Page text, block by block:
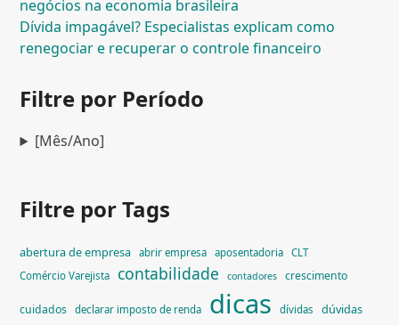
negócios na economia brasileira
Dívida impagável? Especialistas explicam como
renegociar e recuperar o controle financeiro
Filtre por Período
[Mês/Ano]
Filtre por Tags
abertura de empresa abrir empresa aposentadoria
CLT
Comércio Varejista
contabilidade contadores crescimento
cuidados declarar imposto de renda dicas dívidas dúvidas